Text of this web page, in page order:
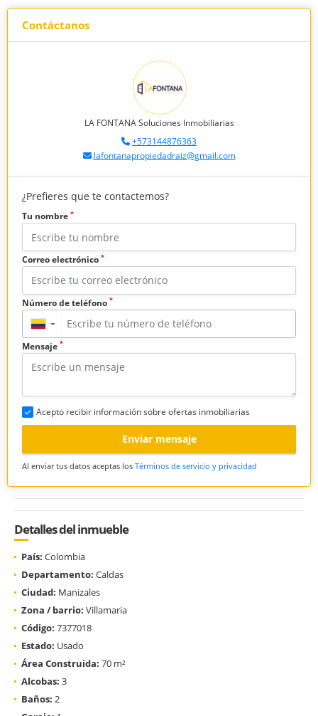
Contáctanos
LA FONTANA Soluciones Inmobiliarias
+573144876363
lafontanapropiedadraiz@gmail.com
¿Prefieres que te contactemos?
Tu nombre *
Correo electrónico *
Número de teléfono *
▼
Mensaje *
Acepto recibir información sobre ofertas inmobiliarias
Enviar mensaje
Al enviar tus datos aceptas los Términos de servicio y privacidad
Detalles del inmueble
País: Colombia
Departamento: Caldas
Ciudad: Manizales
Zona / barrio: Villamaria
Código: 7377018
Estado: Usado
Área Construida: 70 m²
Alcobas: 3
Baños: 2